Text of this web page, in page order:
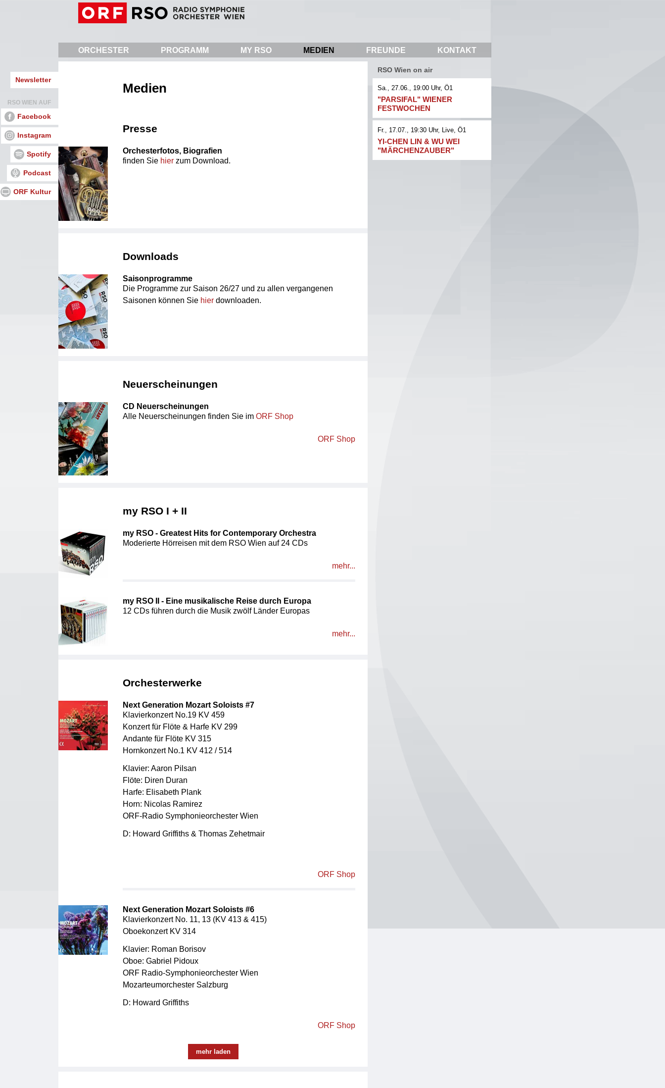
ORCHESTER PROGRAMM MY RSO MEDIEN FREUNDE KONTAKT
Newsletter
RSO WIEN AUF
Facebook
Instagram
Spotify
Podcast
ORF Kultur
Medien
Presse
Orchesterfotos, Biografien
finden Sie hier zum Download.
Downloads
Saisonprogramme
Die Programme zur Saison 26/27 und zu allen vergangenen
Saisonen können Sie hier downloaden.
Neuerscheinungen
CD Neuerscheinungen
Alle Neuerscheinungen finden Sie im ORF Shop
ORF Shop
my RSO I + II
my RSO - Greatest Hits for Contemporary Orchestra
Moderierte Hörreisen mit dem RSO Wien auf 24 CDs
mehr...
my RSO II - Eine musikalische Reise durch Europa
12 CDs führen durch die Musik zwölf Länder Europas
mehr...
Orchesterwerke
Next Generation Mozart Soloists #7
Klavierkonzert No.19 KV 459
Konzert für Flöte & Harfe KV 299
Andante für Flöte KV 315
Hornkonzert No.1 KV 412 / 514
Klavier: Aaron Pilsan
Flöte: Diren Duran
Harfe: Elisabeth Plank
Horn: Nicolas Ramirez
ORF-Radio Symphonieorchester Wien
D: Howard Griffiths & Thomas Zehetmair
ORF Shop
Next Generation Mozart Soloists #6
Klavierkonzert No. 11, 13 (KV 413 & 415)
Oboekonzert KV 314
Klavier: Roman Borisov
Oboe: Gabriel Pidoux
ORF Radio-Symphonieorchester Wien
Mozarteumorchester Salzburg
D: Howard Griffiths
ORF Shop
mehr laden
RSO Wien on air
Sa., 27.06., 19:00 Uhr, Ö1
"PARSIFAL" WIENER
FESTWOCHEN
Fr., 17.07., 19:30 Uhr, Live , Ö1
YI-CHEN LIN & WU WEI
"MÄRCHENZAUBER"